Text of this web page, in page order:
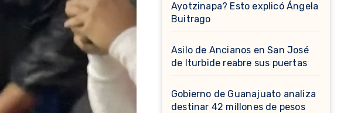
Ayotzinapa? Esto explicó Ángela
Buitrago
Asilo de Ancianos en San José
de Iturbide reabre sus puertas
Gobierno de Guanajuato analiza
destinar 42 millones de pesos